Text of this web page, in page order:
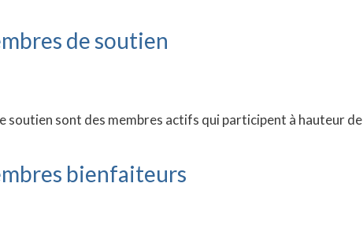
de soutien
soutien sont des membres actifs qui participent à hauteur de
bienfaiteurs